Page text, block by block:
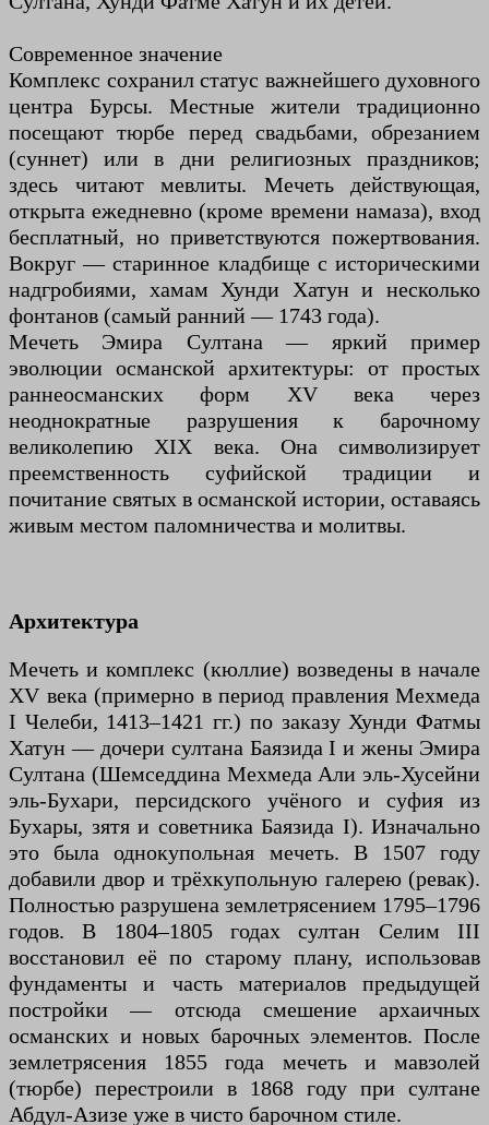
Современное значение
Комплекс сохранил статус важнейшего духовного
центра Бурсы. Местные жители традиционно
посещают тюрбе перед свадьбами, обрезанием
(суннет) или в дни религиозных праздников;
здесь читают мевлиты. Мечеть действующая,
открыта ежедневно (кроме времени намаза), вход
бесплатный, но приветствуются пожертвования.
Вокруг — старинное кладбище с историческими
надгробиями, хамам Хунди Хатун и несколько
фонтанов (самый ранний — 1743 года).
Мечеть Эмира Султана — яркий пример
эволюции османской архитектуры: от простых
раннеосманских форм XV века через
неоднократные разрушения к барочному
великолепию XIX века. Она символизирует
преемственность суфийской традиции и
почитание святых в османской истории, оставаясь
живым местом паломничества и молитвы.
Архитектура
Мечеть и комплекс (кюллие) возведены в начале
XV века (примерно в период правления Мехмеда
I Челеби, 1413–1421 гг.) по заказу Хунди Фатмы
Хатун — дочери султана Баязида I и жены Эмира
Султана (Шемседдина Мехмеда Али эль-Хусейни
эль-Бухари, персидского учёного и суфия из
Бухары, зятя и советника Баязида I). Изначально
это была однокупольная мечеть. В 1507 году
добавили двор и трёхкупольную галерею (ревак).
Полностью разрушена землетрясением 1795–1796
годов. В 1804–1805 годах султан Селим III
восстановил её по старому плану, использовав
фундаменты и часть материалов предыдущей
постройки — отсюда смешение архаичных
османских и новых барочных элементов. После
землетрясения 1855 года мечеть и мавзолей
(тюрбе) перестроили в 1868 году при султане
Абдул-Азизе уже в чисто барочном стиле.